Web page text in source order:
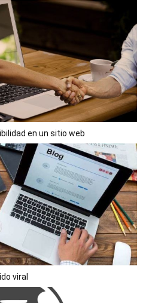
en un sitio web
viral